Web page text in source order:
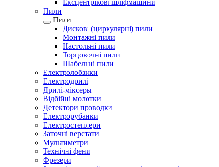
Ексцентрікові шліфмашини
Пили
Пили
Дискові (циркулярні) пили
Монтажні пили
Настольні пили
Торцовочні пили
Шабельні пили
Електролобзики
Електродрилі
Дрилі-міксеры
Відбійні молотки
Детектори проводки
Електрорубанки
Електростеплери
Заточні верстати
Мультиметри
Технічні фени
Фрезери